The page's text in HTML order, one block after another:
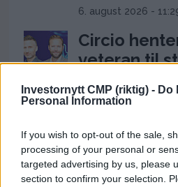
Investornytt CMP (riktig) - Do
Personal Information
If you wish to opt-out of the sale,
processing of your personal or
targeted advertising by us, please
section to confirm your selection.
6. august 2026 -
Circio
veteran til
klinisk
4. august 2026 - 14:37
Ukens
etter
2. august 2026 -